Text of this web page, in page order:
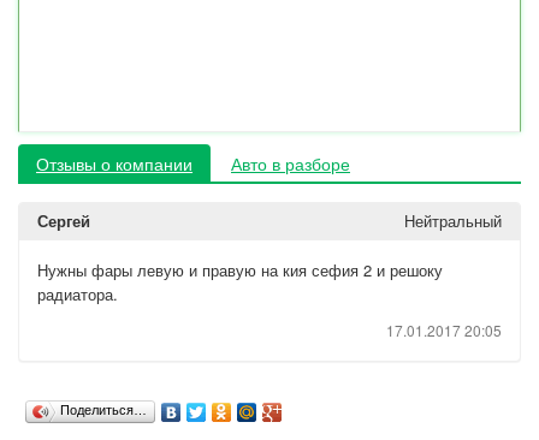
Отзывы о компании Авто в разборе
Сергей Нейтральный
Нужны фары левую и правую на кия сефия 2 и решоку
радиатора.
17.01.2017 20:05
Поделиться…